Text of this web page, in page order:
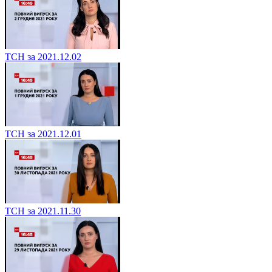
ТСН за 2021.12.02
ТСН за 2021.12.01
ТСН за 2021.11.30